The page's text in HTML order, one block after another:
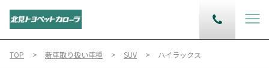
TOP 新車取り扱い車種 SUV ハイラックス